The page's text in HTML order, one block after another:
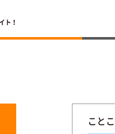
ト！
こと